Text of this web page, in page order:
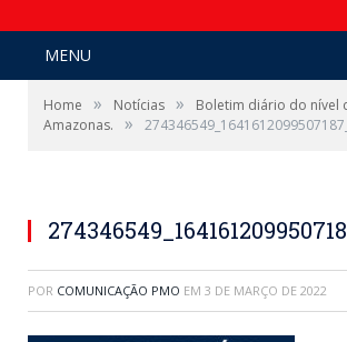
MENU
Home » Notícias »
Boletim diário do nível
Amazonas.
»
POR COMUNICAÇÃO PMO EM 3 DE MARÇO DE 2022